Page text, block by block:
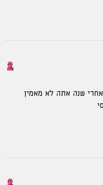
שנה אתה לא מאמין